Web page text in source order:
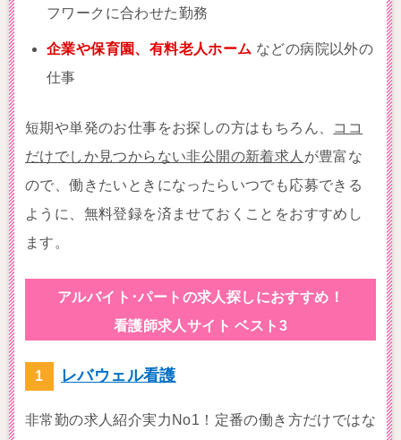
フワークに合わせた勤務
企業や保育園、有料老人ホーム などの病院以外の
仕事
短期や単発のお仕事をお探しの方はもちろん、 ココ
だけでしか見つからない非公開の新着求人 が豊富な
ので、働きたいときになったらいつでも応募できる
ように、無料登録を済ませておくことをおすすめし
ます。
アルバイト･パートの求人探しにおすすめ！
看護師求人サイト ベスト3
レバウェル看護
非常勤の求人紹介実力No1！定番の働き方だけではな